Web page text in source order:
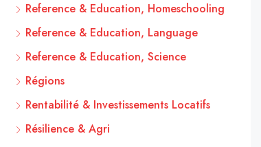
Reference & Education, Homeschooling
Reference & Education, Language
Reference & Education, Science
Régions
Rentabilité & Investissements Locatifs
Résilience & Agri